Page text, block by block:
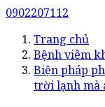
0902207112
Trang chủ
Bệnh viêm
Biện pháp
trời lạnh mà